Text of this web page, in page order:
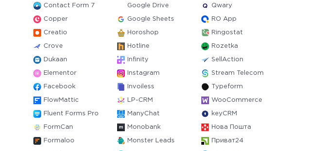
Contact Form 7 Google Drive Qwary
Copper Google Sheets RO App
Creatio Horoshop Ringostat
Crove Hotline Rozetka
Dukaan Infinity SellAction
Elementor Instagram Stream Telecom
Facebook Invoiless Typeform
FlowMattic LP-CRM WooCommerce
Fluent Forms Pro ManyChat keyCRM
FormCan Monobank Нова Пошта
Formaloo Monster Leads Приват24